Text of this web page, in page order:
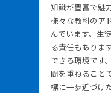
知識が豊富で魅
様々な教科のア
んでいます。生
る責任もありま
できる環境です
間を重ねること
標に一歩近づけ